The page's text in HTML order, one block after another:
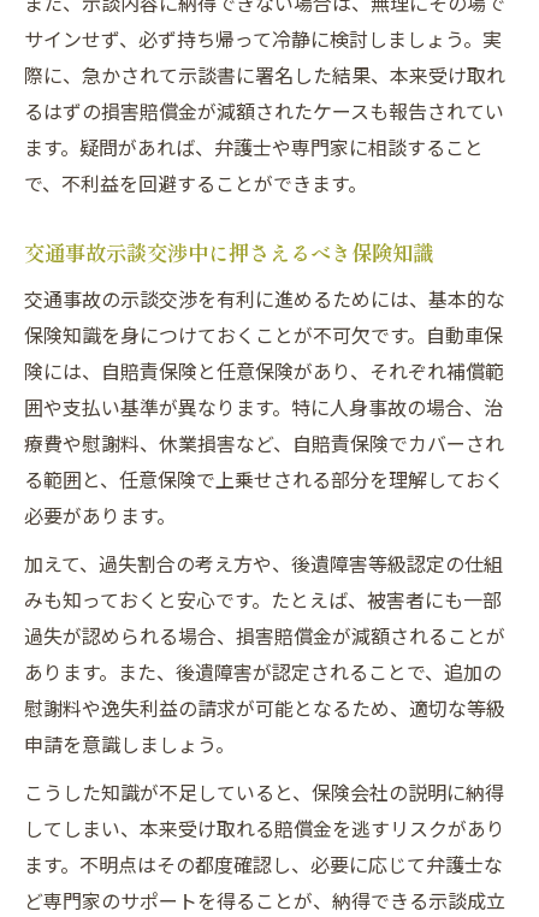
サインせず、必ず持ち帰って冷静に検討しましょう。実
際に、急かされて示談書に署名した結果、本来受け取れ
るはずの損害賠償金が減額されたケースも報告されてい
ます。疑問があれば、弁護士や専門家に相談すること
で、不利益を回避することができます。
交通事故示談交渉中に押さえるべき保険知識
交通事故の示談交渉を有利に進めるためには、基本的な
保険知識を身につけておくことが不可欠です。自動車保
険には、自賠責保険と任意保険があり、それぞれ補償範
囲や支払い基準が異なります。特に人身事故の場合、治
療費や慰謝料、休業損害など、自賠責保険でカバーされ
る範囲と、任意保険で上乗せされる部分を理解しておく
必要があります。
加えて、過失割合の考え方や、後遺障害等級認定の仕組
みも知っておくと安心です。たとえば、被害者にも一部
過失が認められる場合、損害賠償金が減額されることが
あります。また、後遺障害が認定されることで、追加の
慰謝料や逸失利益の請求が可能となるため、適切な等級
申請を意識しましょう。
こうした知識が不足していると、保険会社の説明に納得
してしまい、本来受け取れる賠償金を逃すリスクがあり
ます。不明点はその都度確認し、必要に応じて弁護士な
ど専門家のサポートを得ることが、納得できる示談成立